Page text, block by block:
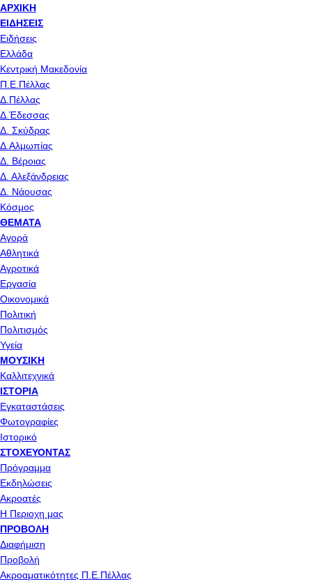
ΑΡΧΙΚΉ
ΕΙΔΉΣΕΙΣ
Ειδήσεις
Ελλάδα
Κεντρική Μακεδονία
Π.Ε.Πέλλας
Δ.Πέλλας
Δ.Έδεσσας
Δ. Σκύδρας
Δ.Αλμωπίας
Δ. Βέροιας
Δ. Αλεξάνδρειας
Δ. Νάουσας
Κόσμος
ΘΈΜΑΤΑ
Αγορά
Αθλητικά
Αγροτικά
Εργασία
Οικονομικά
Πολιτική
Πολιτισμός
Υγεία
ΜΟΥΣΙΚΉ
Καλλιτεχνικά
ΙΣΤΟΡΊΑ
Εγκαταστάσεις
Φωτογραφίες
Ιστορικό
ΣΤΟΧΕΎΟΝΤΑΣ
Πρόγραμμα
Εκδηλώσεις
Ακροατές
Η Περιοχη μας
ΠΡΟΒΟΛΉ
Διαφήμιση
Προβολή
Ακροαματικότητες Π.Ε.Πέλλας